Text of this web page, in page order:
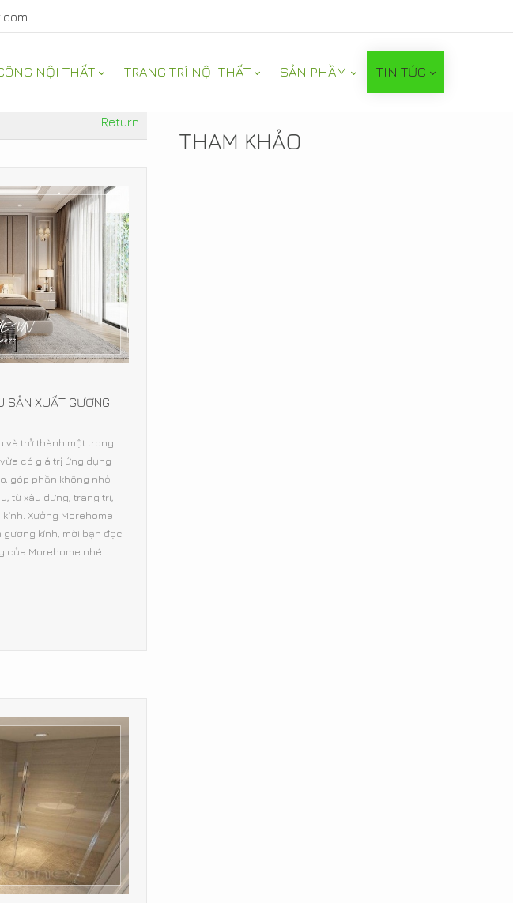
NỘI THẤT TRANG TRÍ NỘI THẤT SẢN PHẦM TIN TỨC
Return
SẢN XUẤT GƯƠNG
và trở thành một trong
có giá trị ứng dụng
góp phần không nhỏ
từ xây dựng, trang trí,
Xưởng Morehome
kính, mời bạn đọc
của Morehome nhé.
TIN NỔI BẬT
THAM KHẢO